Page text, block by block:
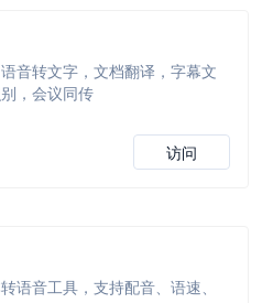
音转文字，文档翻译，字幕文
，会议同传
访问
语音工具，支持配音、语速、